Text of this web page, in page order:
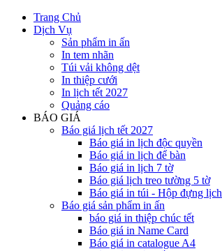
Trang Chủ
Dịch Vụ
Sản phẩm in ấn
In tem nhãn
Túi vải không dệt
In thiệp cưới
In lịch tết 2027
Quảng cáo
BÁO GIÁ
Báo giá lịch tết 2027
Báo giá in lịch độc quyền
Báo giá in lịch để bàn
Báo giá in lịch 7 tờ
Báo giá lịch treo tường 5 tờ
Báo giá in túi - Hộp đựng lịch
Báo giá sản phẩm in ấn
báo giá in thiệp chúc tết
Báo giá in Name Card
Báo giá in catalogue A4